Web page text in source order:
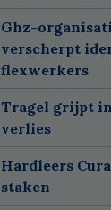
Ghz-
verscherpt
flexwerkers
Tragel grijpt
verlies
Hardleers
staken